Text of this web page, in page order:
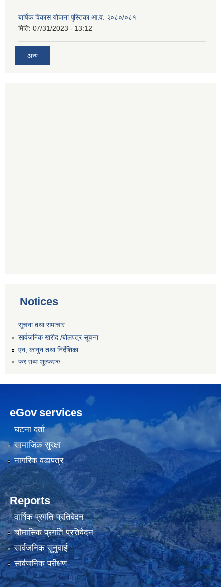
बार्षिक विकास योजना पुस्तिका आ.व. २०८०/०८१
मिति: 07/31/2023 - 13:12
अन्य
Notices
सूचना तथा समाचार
सार्वजनिक खरीद /बोलपत्र सूचना
एन, कानुन तथा निर्देशिका
कर तथा शुल्कहरु
eGov services
घटना दर्ता
सामाजिक सुरक्षा
नागरिक वडापत्र
Reports
वार्षिक प्रगति प्रतिवेदन
चौमासिक प्रगति प्रतिवेदन
सार्वजनिक सुनुवाई
सार्वजनिक परीक्षण